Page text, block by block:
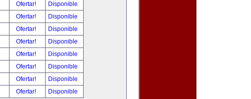
Ofertar!
Disponible
Ofertar!
Disponible
Ofertar!
Disponible
Ofertar!
Disponible
Ofertar!
Disponible
Ofertar!
Disponible
Ofertar!
Disponible
Ofertar! Disponible